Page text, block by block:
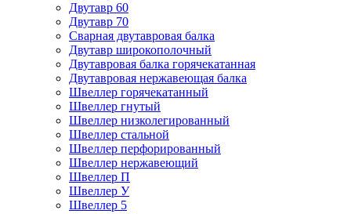
Двутавр 60
Двутавр 70
Сварная двутавровая балка
Двутавр широкополочный
Двутавровая балка горячекатанная
Двутавровая нержавеющая балка
Швеллер горячекатанный
Швеллер гнутый
Швеллер низколегированный
Швеллер стальной
Швеллер перфорированный
Швеллер нержавеющий
Швеллер П
Швеллер У
Швеллер 5